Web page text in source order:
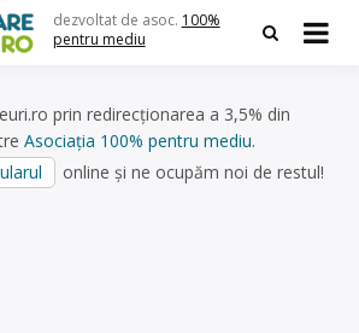
dezvoltat de asoc. 100%
pentru mediu
prin redirecționarea a 3,5% din
Asociația 100% pentru mediu.
online și ne ocupăm noi de restul!